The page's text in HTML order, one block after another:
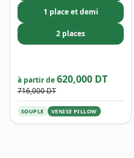
1 place et demi
2 places
à partir de620,000 DT
716,000 DT
SOUPLE VENISE PILLOW